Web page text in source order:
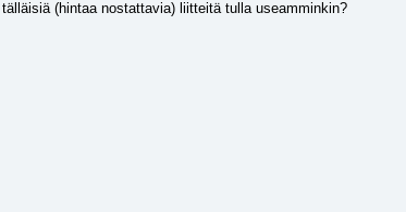
(hintaa nostattavia) liitteitä tulla useamminkin?